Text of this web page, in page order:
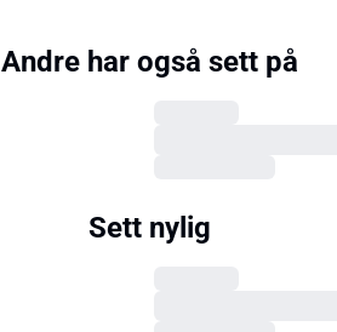
Andre har også sett på
Sett nylig